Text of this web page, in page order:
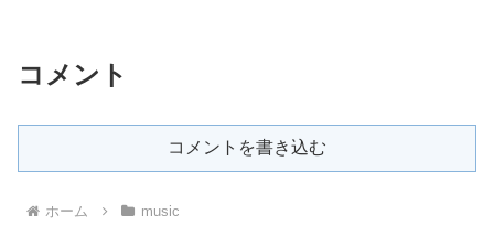
コメント
コメントを書き込む
ホーム music